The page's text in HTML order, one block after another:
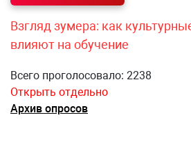
Взгляд зумера: как
влияют на обучение
Всего проголосовало: 2238
Открыть отдельно
Архив опросов